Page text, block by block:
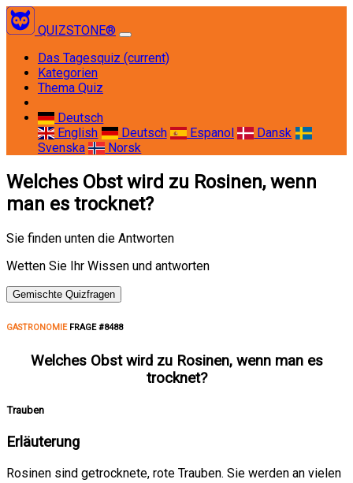
QUIZSTONE®
Das Tagesquiz (current)
Kategorien
Thema Quiz
Deutsch
English
Deutsch Espanol
Dansk
Svenska
Norsk
Welches Obst wird zu Rosinen, wenn
man es trocknet?
Sie finden unten die Antworten
Wetten Sie Ihr Wissen und antworten
Gemischte Quizfragen
GASTRONOMIEFRAGE #8488
Welches Obst wird zu Rosinen, wenn man es
trocknet?
Trauben
Erläuterung
Rosinen sind getrocknete, rote Trauben. Sie werden an vielen